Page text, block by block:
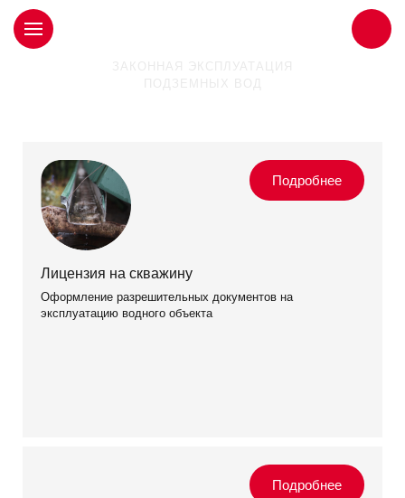
Лицензия на скважину
Оформление разрешительных документов на
эксплуатацию водного объекта